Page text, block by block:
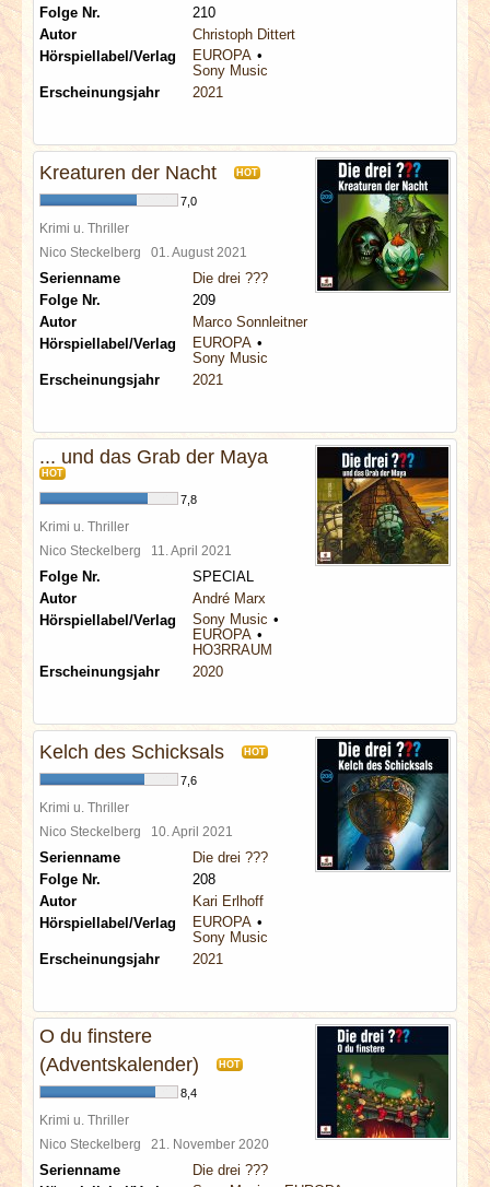
Folge Nr.
210
Autor
Christoph Dittert
Hörspiellabel/Verlag
EUROPA
Sony Music
Erscheinungsjahr
2021
Kreaturen der Nacht HOT
7,0
Krimi u. Thriller
Nico Steckelberg 01. August 2021
Serienname
Die drei ???
Folge Nr.
209
Autor
Marco Sonnleitner
Hörspiellabel/Verlag
EUROPA
Sony Music
Erscheinungsjahr
2021
... und das Grab der Maya
HOT
7,8
Krimi u. Thriller
Nico Steckelberg 11. April 2021
Folge Nr.
SPECIAL
Autor
André Marx
Hörspiellabel/Verlag
Sony Music
EUROPA
HO3RRAUM
Erscheinungsjahr
2020
Kelch des Schicksals HOT
7,6
Krimi u. Thriller
Nico Steckelberg 10. April 2021
Serienname
Die drei ???
Folge Nr.
208
Autor
Kari Erlhoff
Hörspiellabel/Verlag
EUROPA
Sony Music
Erscheinungsjahr
2021
O du finstere
(Adventskalender)
HOT
8,4
Krimi u. Thriller
Nico Steckelberg 21. November 2020
Serienname
Die drei ???